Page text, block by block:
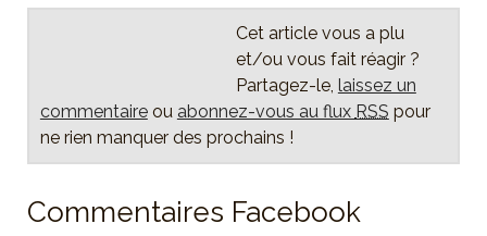
Cet article vous a plu
et/ou vous fait réagir ?
Partagez-le, laissez un
commentaireou abonnez-vous au flux RSS pour
ne rien manquer des prochains !
Commentaires Facebook